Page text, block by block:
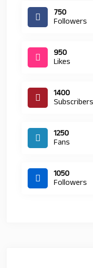
750
Followers
950
Likes
1400
Subscribers
1250
Fans
1050
Followers